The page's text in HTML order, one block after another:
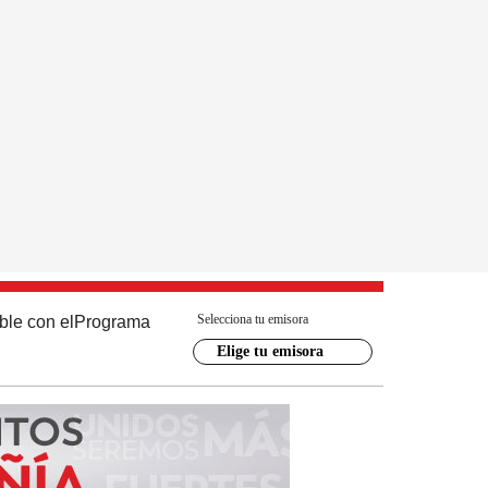
con el Programa Selecciona tu emisora
Elige tu emisora